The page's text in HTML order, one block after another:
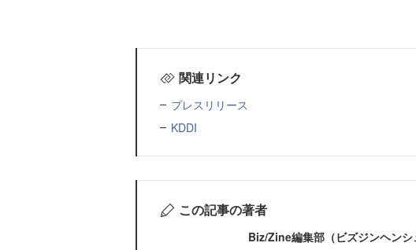
関連リンク
プレスリリース
KDDI
この記事の著者
Biz/Zine編集部（ビズジンヘンシ